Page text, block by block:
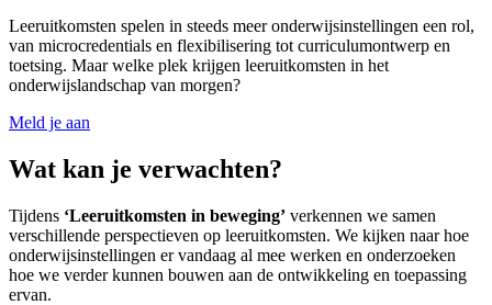
Leeruitkomsten spelen in steeds meer onderwijsinstellingen een rol,
van microcredentials en flexibilisering tot curriculumontwerp en
toetsing. Maar welke plek krijgen leeruitkomsten in het
onderwijslandschap van morgen?
Meld je aan
Wat kan je verwachten?
Tijdens ‘Leeruitkomsten in beweging’ verkennen we samen
verschillende perspectieven op leeruitkomsten. We kijken naar hoe
onderwijsinstellingen er vandaag al mee werken en onderzoeken
hoe we verder kunnen bouwen aan de ontwikkeling en toepassing
ervan.